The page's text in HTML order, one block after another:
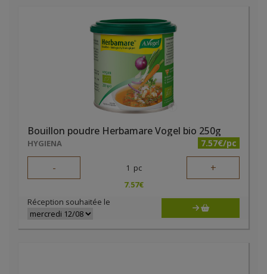
Bouillon poudre Herbamare Vogel bio 250g
HYGIENA 7.57€/pc
- 1 pc +
7.57€
Réception souhaitée le